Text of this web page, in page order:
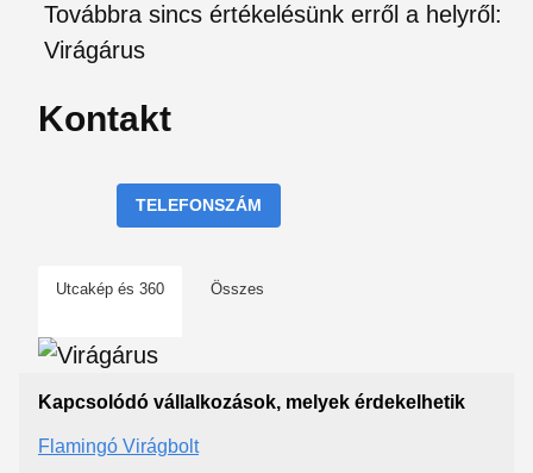
Továbbra sincs értékelésünk erről a helyről:
Virágárus
Kontakt
TELEFONSZÁM
Utcakép és 360 Összes
Kapcsolódó vállalkozások, melyek érdekelhetik
Flamingó Virágbolt